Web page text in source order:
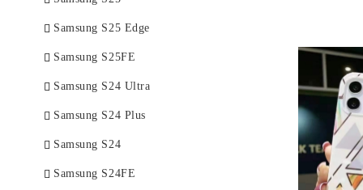
ПИСАЛКИ
Стъкла за камера
батерии
дисплеи
батерии
Alcatel
дисплеи
батерии
Стъкла за камера
HTC
букси,блок зареждане
Lenovo
батерии
ЛЕПИЛО ЗА ТЪЧ ДИСПЛЕЙ
Realme
дисплеи
Стъкла за камера
Samsung S25 Edge
Samsung S25FE
Samsung S24 Ultra
Samsung S24 Plus
Samsung S24
Samsung S24FE